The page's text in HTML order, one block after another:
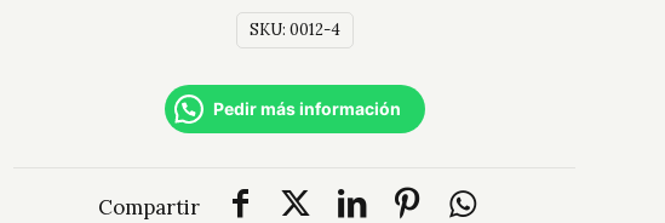
SKU: 0012-4
Pedir más información
Compartir